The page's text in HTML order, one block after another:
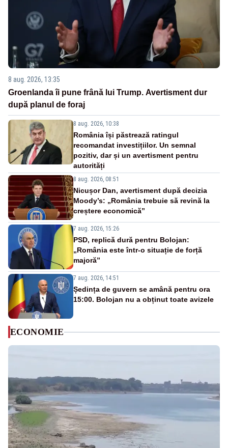
8 aug. 2026, 13:35
Groenlanda îi pune frână lui Trump. Avertisment dur
după planul de foraj
8 aug. 2026, 10:38
România își păstrează ratingul
recomandat investițiilor. Un semnal
pozitiv, dar și un avertisment pentru
autorități
8 aug. 2026, 08:51
Nicușor Dan, avertisment după decizia
Moody’s: „România trebuie să revină la
creștere economică”
7 aug. 2026, 15:26
PSD, replică dură pentru Bolojan:
„România este într-o situație de forță
majoră”
7 aug. 2026, 14:51
Ședința de guvern se amână pentru ora
15:00. Bolojan nu a obținut toate avizele
ECONOMIE